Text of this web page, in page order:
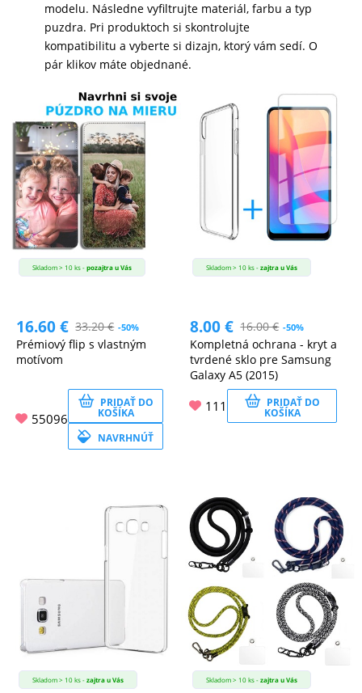
modelu. Následne vyfiltrujte materiál, farbu a typ
puzdra. Pri produktoch si skontrolujte
kompatibilitu a vyberte si dizajn, ktorý vám sedí. O
pár klikov máte objednané.
Skladom > 10 ks -pozajtra u Vás
16.60€ 33.20€ -50%
Prémiový flip s vlastným
motívom
55096
PRIDAŤ DO
KOŠÍKA
NAVRHNÚŤ
Skladom > 10 ks -zajtra u Vás
8.00€ 16.00€ -50%
Kompletná ochrana - kryt a
tvrdené sklo pre Samsung
Galaxy A5 (2015)
111 PRIDAŤ DO
KOŠÍKA
Skladom > 10 ks -zajtra u Vás Skladom > 10 ks -zajtra u Vás